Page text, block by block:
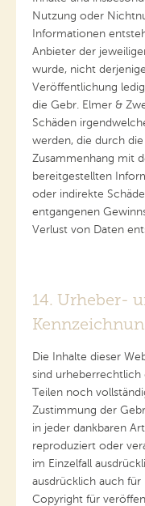
Nutzung oder
Informationen
Anbieter der
wurde, nicht
Veröffentlichung
die Gebr. Elmer &
Schäden
werden, die durch
Zusammenhang mit
bereitgestellten
oder indirekte
entgangenen
Verlust von Daten
14. Urheber-
Die Inhalte dieser
sind urheberrechtlich
Teilen noch
Zustimmung der
in jeder dankbaren
reproduziert oder
im Einzelfall
ausdrücklich auch
Copyright für